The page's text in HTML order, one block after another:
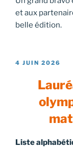
et aux
belle édition.
PUBLIÉ
4 JUIN 2026
Liste